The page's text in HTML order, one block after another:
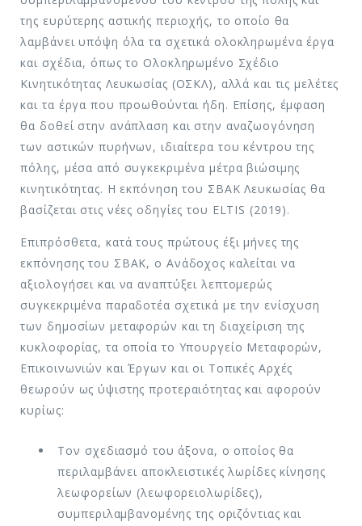
της ευρύτερης αστικής περιοχής, το οποίο θα
λαμβάνει υπόψη όλα τα σχετικά ολοκληρωμένα έργα
και σχέδια, όπως το Ολοκληρωμένο Σχέδιο
Κινητικότητας Λευκωσίας (ΟΣΚΛ), αλλά και τις μελέτες
και τα έργα που προωθούνται ήδη. Επίσης, έμφαση
θα δοθεί στην ανάπλαση και στην αναζωογόνηση
των αστικών πυρήνων, ιδιαίτερα του κέντρου της
πόλης, μέσα από συγκεκριμένα μέτρα βιώσιμης
κινητικότητας. Η εκπόνηση του ΣΒΑΚ Λευκωσίας θα
βασίζεται στις νέες οδηγίες του ELTIS (2019).
Επιπρόσθετα, κατά τους πρώτους έξι μήνες της
εκπόνησης του ΣΒΑΚ, ο Ανάδοχος καλείται να
αξιολογήσει και να αναπτύξει λεπτομερώς
συγκεκριμένα παραδοτέα σχετικά με την ενίσχυση
των δημοσίων μεταφορών και τη διαχείριση της
κυκλοφορίας, τα οποία το Υπουργείο Μεταφορών,
Επικοινωνιών και Έργων και οι Τοπικές Αρχές
θεωρούν ως ύψιστης προτεραιότητας και αφορούν
κυρίως:
Τον σχεδιασμό του άξονα, ο οποίος θα
περιλαμβάνει αποκλειστικές λωρίδες κίνησης
λεωφορείων (λεωφορειολωρίδες),
συμπεριλαμβανομένης της οριζόντιας και